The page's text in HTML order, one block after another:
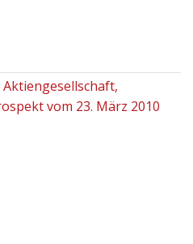
vom 23. März 2010